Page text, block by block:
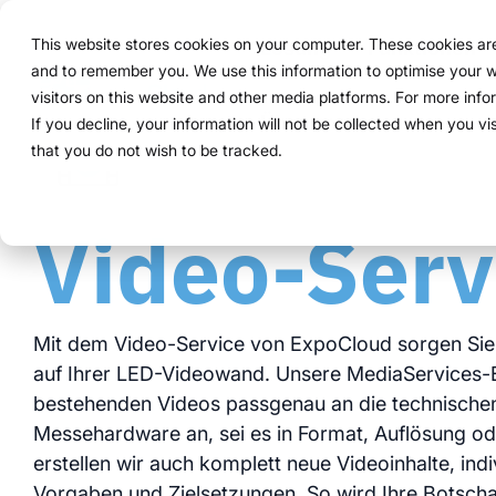
This website stores cookies on your computer. These cookies
and to remember you. We use this information to optimise
visitors on this website and other media platforms. For more
If you decline, your information will not be collected when you
that you do not wish to be tracked.
überspringen
Lösung
Überblick
Das System
Struktur
Für
ein
klare
volle
Funktionen
Funktionen
Buchung
Logistik
Analytics
Projektmanagement
Alles,
Daten
Schauen
Marketing Teams
Procurement
Für
und ihre
mehr
klare
Referenzen
Bewährt
Preise & Modell
Logistik-Flatrate
Skalierbarkeit
Public Version Über uns
Über uns
Nachhaltigkeit
Technologie & Plattform
Blog
Video-
Mit dem Video-Service von ExpoCloud sorgen
auf Ihrer LED-Videowand. Unsere
bestehenden Videos passgenau an die
Messehardware an, sei es in Format, Auflösung
erstellen wir auch komplett neue Videoinhalte,